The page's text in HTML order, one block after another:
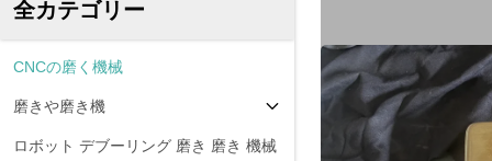
全カテゴリー
CNCの磨く機械
磨きや磨き機
ロボット デブーリング 磨き 磨き 機械